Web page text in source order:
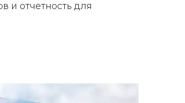
и отчетность для